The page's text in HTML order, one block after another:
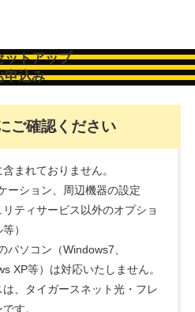
ットアップ
申込み
ご確認ください
まれておりません。
ーション、周辺機器の設定
ティサービス以外のオプショ
）
パソコン（Windows7、
XP等）は対応いたしません。
、タイガースネット光・フレ
す。